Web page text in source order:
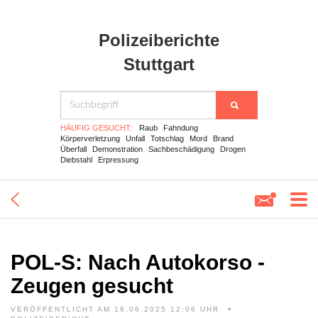
Polizeiberichte
Stuttgart
HÄUFIG GESUCHT: Raub
Fahndung
Körperverletzung
Unfall Totschlag Mord
Brand
Überfall
Demonstration Sachbeschädigung
Drogen
Diebstahl
Erpressung
POL-S: Nach Autokorso -
Zeugen gesucht
VERÖFFENTLICHT AM 16.06.2025 12:06 UHR